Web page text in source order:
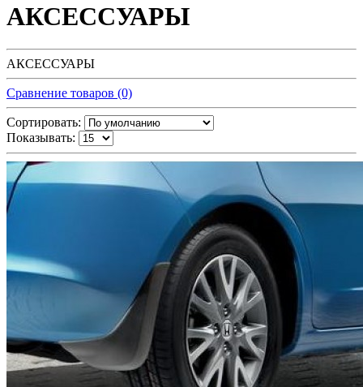
АКСЕССУАРЫ
АКСЕССУАРЫ
Сравнение товаров (0)
Сортировать:
Показывать: